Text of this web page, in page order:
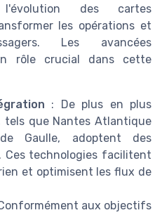
l'évolution des cartes
les opérations et
Les avancées
rôle crucial dans cette
: De plus en plus
tels que Nantes Atlantique
Gaulle, adoptent des
Ces technologies facilitent
et optimisent les flux de
aux objectifs